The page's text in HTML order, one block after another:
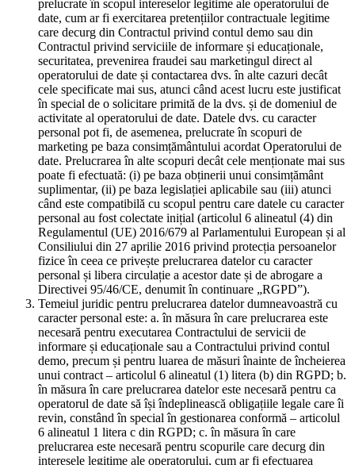
prelucrate în scopul intereselor legitime ale operatorului de
date, cum ar fi exercitarea pretențiilor contractuale legitime
care decurg din Contractul privind contul demo sau din
Contractul privind serviciile de informare și educaționale,
securitatea, prevenirea fraudei sau marketingul direct al
operatorului de date și contactarea dvs. în alte cazuri decât
cele specificate mai sus, atunci când acest lucru este justificat
în special de o solicitare primită de la dvs. și de domeniul de
activitate al operatorului de date. Datele dvs. cu caracter
personal pot fi, de asemenea, prelucrate în scopuri de
marketing pe baza consimțământului acordat Operatorului de
date. Prelucrarea în alte scopuri decât cele menționate mai sus
poate fi efectuată: (i) pe baza obținerii unui consimțământ
suplimentar, (ii) pe baza legislației aplicabile sau (iii) atunci
când este compatibilă cu scopul pentru care datele cu caracter
personal au fost colectate inițial (articolul 6 alineatul (4) din
Regulamentul (UE) 2016/679 al Parlamentului European și al
Consiliului din 27 aprilie 2016 privind protecția persoanelor
fizice în ceea ce privește prelucrarea datelor cu caracter
personal și libera circulație a acestor date și de abrogare a
Directivei 95/46/CE, denumit în continuare „RGPD”).
Temeiul juridic pentru prelucrarea datelor dumneavoastră cu
caracter personal este: a. în măsura în care prelucrarea este
necesară pentru executarea Contractului de servicii de
informare și educaționale sau a Contractului privind contul
demo, precum și pentru luarea de măsuri înainte de încheierea
unui contract – articolul 6 alineatul (1) litera (b) din RGPD; b.
în măsura în care prelucrarea datelor este necesară pentru ca
operatorul de date să își îndeplinească obligațiile legale care îi
revin, constând în special în gestionarea conformă – articolul
6 alineatul 1 litera c din RGPD; c. în măsura în care
prelucrarea este necesară pentru scopurile care decurg din
interesele legitime ale operatorului, cum ar fi efectuarea